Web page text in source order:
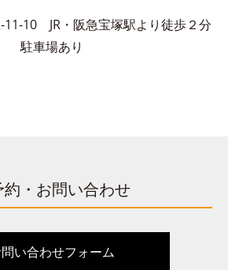
11-10JR・阪急宝塚駅より徒歩２分
駐車場あり
約・お問い合わせ
い合わせフォーム